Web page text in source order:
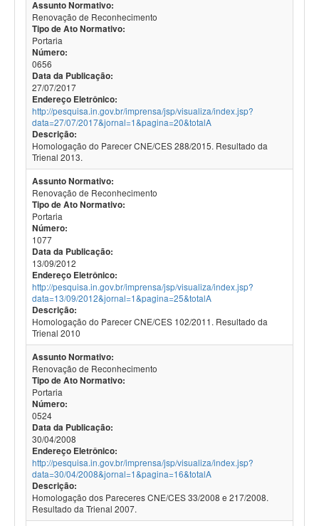
Assunto Normativo:
Renovação de Reconhecimento
Tipo de Ato Normativo:
Portaria
Número:
0656
Data da Publicação:
27/07/2017
Endereço Eletrônico:
http://pesquisa.in.gov.br/imprensa/jsp/visualiza/index.jsp?
data=27/07/2017&jornal=1&pagina=20&totalA
Descrição:
Homologação do Parecer CNE/CES 288/2015. Resultado da
Trienal 2013.
Assunto Normativo:
Renovação de Reconhecimento
Tipo de Ato Normativo:
Portaria
Número:
1077
Data da Publicação:
13/09/2012
Endereço Eletrônico:
http://pesquisa.in.gov.br/imprensa/jsp/visualiza/index.jsp?
data=13/09/2012&jornal=1&pagina=25&totalA
Descrição:
Homologação do Parecer CNE/CES 102/2011. Resultado da
Trienal 2010
Assunto Normativo:
Renovação de Reconhecimento
Tipo de Ato Normativo:
Portaria
Número:
0524
Data da Publicação:
30/04/2008
Endereço Eletrônico:
http://pesquisa.in.gov.br/imprensa/jsp/visualiza/index.jsp?
data=30/04/2008&jornal=1&pagina=16&totalA
Descrição:
Homologação dos Pareceres CNE/CES 33/2008 e 217/2008.
Resultado da Trienal 2007.